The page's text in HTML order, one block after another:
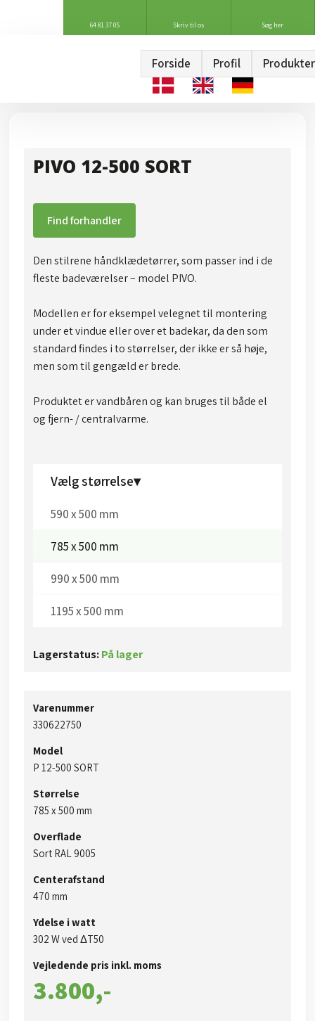
64 81 37 05 Skriv til os Søg her
Forside Profil Produkter
PIVO 12-500 SORT
Find forhandler
Den stilrene håndklædetørrer, som passer ind i de
fleste badeværelser – model PIVO.
Modellen er for eksempel velegnet til montering
under et vindue eller over et badekar, da den som
standard findes i to størrelser, der ikke er så høje,
men som til gengæld er brede.
Produktet er vandbåren og kan bruges til både el
og fjern- / centralvarme.
Vælg størrelse▾
590 x 500 mm
785 x 500 mm
990 x 500 mm
1195 x 500 mm
Lagerstatus:På lager
Varenummer
​​​​​330622750​
Model
​P 12-500 SORT
Størrelse
785 x 500 mm​
Overflade
Sort RAL 9005
Centerafstand
470 mm
Ydelse i watt
​​302 W ved ΔT50​
Vejledende pris inkl. moms​
3.800,-​